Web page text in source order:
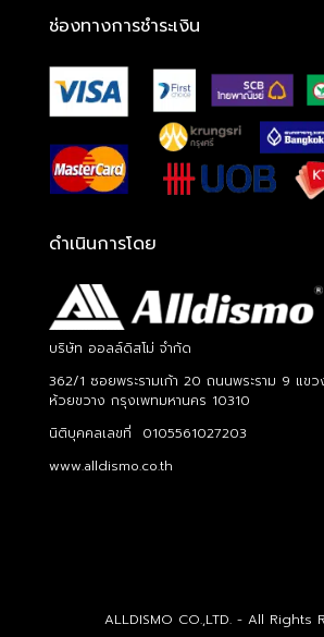
ช่องทางการชำระเงิน
ดำเนินการโดย
บริษัท ออลล์ดิสโม่ จำกัด
362/1 ซอยพระรามเก้า 20 ถนนพระราม 9 แข
ห้วยขวาง กรุงเพทมหานคร 10310
นิติบุคคลเลขที่ 0105561027203
www.alldismo.co.th
ALLDISMO CO.,LTD. - All Rights